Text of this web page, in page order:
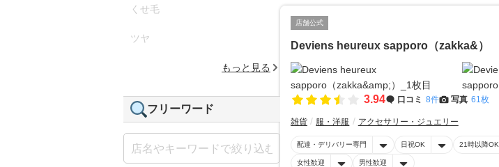
店舗公式
Deviens heureux sapporo（zakka&）
3.94 口コミ 8件 写真 61枚
雑貨 服・洋服 アクセサリー・ジュエリー
配達・デリバリー専門 日祝OK 21時以降OK
女性歓迎 男性歓迎
くせ毛
ツヤ
もっと見る
フリーワード